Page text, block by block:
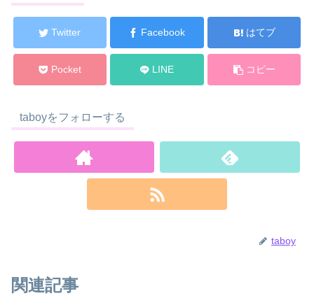
Twitter Facebook はてブ
Pocket LINE コピー
taboyをフォローする
taboy
関連記事